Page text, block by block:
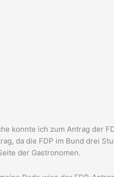
konnte ich zum Antrag der
da die FDP im Bund drei
der Gastronomen.